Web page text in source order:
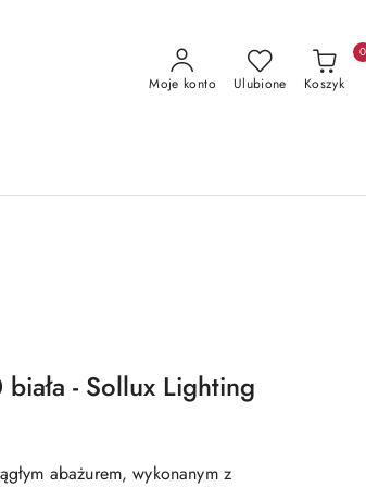
Moje konto Ulubione Koszyk
0
- Sollux Lighting
abażurem, wykonanym z